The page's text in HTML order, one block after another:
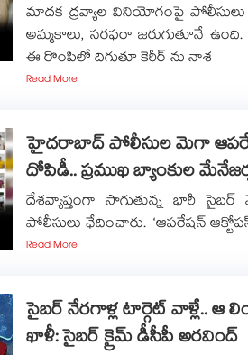
మాదక ద్రవ్యాల వినియోగంపై
అమ్మకాలు, సరఫరా జరుగుతూనే
ఈ రొంపిలో దిగుతూ కెరీర్ ను నాశ
Read More
హైదరాబాద్ పోలీసుల మెగా
దోపిడీ.. ప్రముఖ బ్యాంకుల
దేశవ్యాప్తంగా సాగుతున్న భారీ
పోలీసులు ఛేదించారు. ‘ఆపరేషన్‌
Read More
సైబర్ నేరగాళ్ల టార్గెట్ వాళ్లే.. ఆ
ఖాళీ: సైబర్ క్రైమ్ డీసీపీ అరవింద్